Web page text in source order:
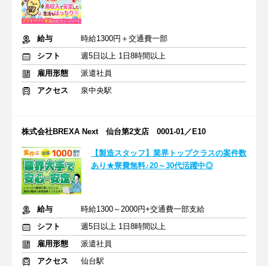
給与
時給1300円＋交通費一部
シフト
週5日以上 1日8時間以上
雇用形態
派遣社員
アクセス
泉中央駅
株式会社BREXA Next 仙台第2支店 0001-01／E10
【製造スタッフ】業界トップクラスの案件数
あり★寮費無料♪20～30代活躍中◎
給与
時給1300～2000円+交通費一部支給
シフト
週5日以上 1日8時間以上
雇用形態
派遣社員
アクセス
仙台駅